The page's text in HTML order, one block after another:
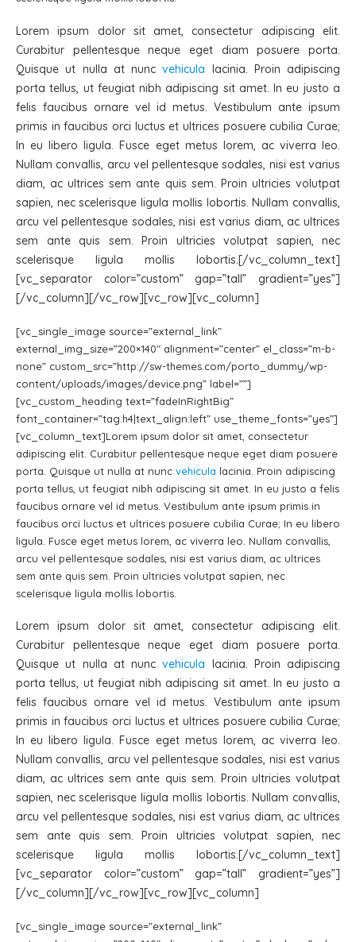
Lorem ipsum dolor sit amet, consectetur adipiscing elit.
Curabitur pellentesque neque eget diam posuere porta.
Quisque ut nulla at nuncvehicula lacinia. Proin adipiscing
porta tellus, ut feugiat nibh adipiscing sit amet. In eu justo a
felis faucibus ornare vel id metus. Vestibulum ante ipsum
primis in faucibus orci luctus et ultrices posuere cubilia Curae;
In eu libero ligula. Fusce eget metus lorem, ac viverra leo.
Nullam convallis, arcu vel pellentesque sodales, nisi est varius
diam, ac ultrices sem ante quis sem. Proin ultricies volutpat
sapien, nec scelerisque ligula mollis lobortis. Nullam convallis,
arcu vel pellentesque sodales, nisi est varius diam, ac ultrices
sem ante quis sem. Proin ultricies volutpat sapien, nec
scelerisque ligula mollis lobortis.[/vc_column_text]
[vc_separator color=”custom” gap=”tall” gradient=”yes”]
[/vc_column][/vc_row][vc_row][vc_column]
[vc_single_image source=”external_link”
external_img_size=”200×140″ alignment=”center” el_class=”m-b-
none” custom_src=”http://sw-themes.com/porto_dummy/wp-
content/uploads/images/device.png” label=””]
[vc_custom_heading text=”fadeInRightBig”
font_container=”tag:h4|text_align:left” use_theme_fonts=”yes”]
[vc_column_text]Lorem ipsum dolor sit amet, consectetur
adipiscing elit. Curabitur pellentesque neque eget diam posuere
porta. Quisque ut nulla at nunc vehicula lacinia. Proin adipiscing
porta tellus, ut feugiat nibh adipiscing sit amet. In eu justo a felis
faucibus ornare vel id metus. Vestibulum ante ipsum primis in
faucibus orci luctus et ultrices posuere cubilia Curae; In eu libero
ligula. Fusce eget metus lorem, ac viverra leo. Nullam convallis,
arcu vel pellentesque sodales, nisi est varius diam, ac ultrices
sem ante quis sem. Proin ultricies volutpat sapien, nec
scelerisque ligula mollis lobortis.
Lorem ipsum dolor sit amet, consectetur adipiscing elit.
Curabitur pellentesque neque eget diam posuere porta.
Quisque ut nulla at nuncvehicula lacinia. Proin adipiscing
porta tellus, ut feugiat nibh adipiscing sit amet. In eu justo a
felis faucibus ornare vel id metus. Vestibulum ante ipsum
primis in faucibus orci luctus et ultrices posuere cubilia Curae;
In eu libero ligula. Fusce eget metus lorem, ac viverra leo.
Nullam convallis, arcu vel pellentesque sodales, nisi est varius
diam, ac ultrices sem ante quis sem. Proin ultricies volutpat
sapien, nec scelerisque ligula mollis lobortis. Nullam convallis,
arcu vel pellentesque sodales, nisi est varius diam, ac ultrices
sem ante quis sem. Proin ultricies volutpat sapien, nec
scelerisque ligula mollis lobortis.[/vc_column_text]
[vc_separator color=”custom” gap=”tall” gradient=”yes”]
[/vc_column][/vc_row][vc_row][vc_column]
[vc_single_image source=”external_link”